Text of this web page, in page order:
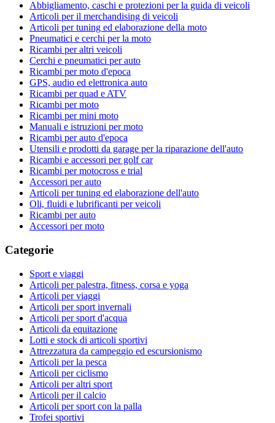
Abbigliamento, caschi e protezioni per la guida di veicoli
Articoli per il merchandising di veicoli
Articoli per tuning ed elaborazione della moto
Pneumatici e cerchi per la moto
Ricambi per altri veicoli
Cerchi e pneumatici per auto
Ricambi per moto d'epoca
GPS, audio ed elettronica auto
Ricambi per quad e ATV
Ricambi per moto
Ricambi per mini moto
Manuali e istruzioni per moto
Ricambi per auto d'epoca
Utensili e prodotti da garage per la riparazione dell'auto
Ricambi e accessori per golf car
Ricambi per motocross e trial
Accessori per auto
Articoli per tuning ed elaborazione dell'auto
Oli, fluidi e lubrificanti per veicoli
Ricambi per auto
Accessori per moto
Categorie
Sport e viaggi
Articoli per palestra, fitness, corsa e yoga
Articoli per viaggi
Articoli per sport invernali
Articoli per sport d'acqua
Articoli da equitazione
Lotti e stock di articoli sportivi
Attrezzatura da campeggio ed escursionismo
Articoli per la pesca
Articoli per ciclismo
Articoli per altri sport
Articoli per il calcio
Articoli per sport con la palla
Trofei sportivi